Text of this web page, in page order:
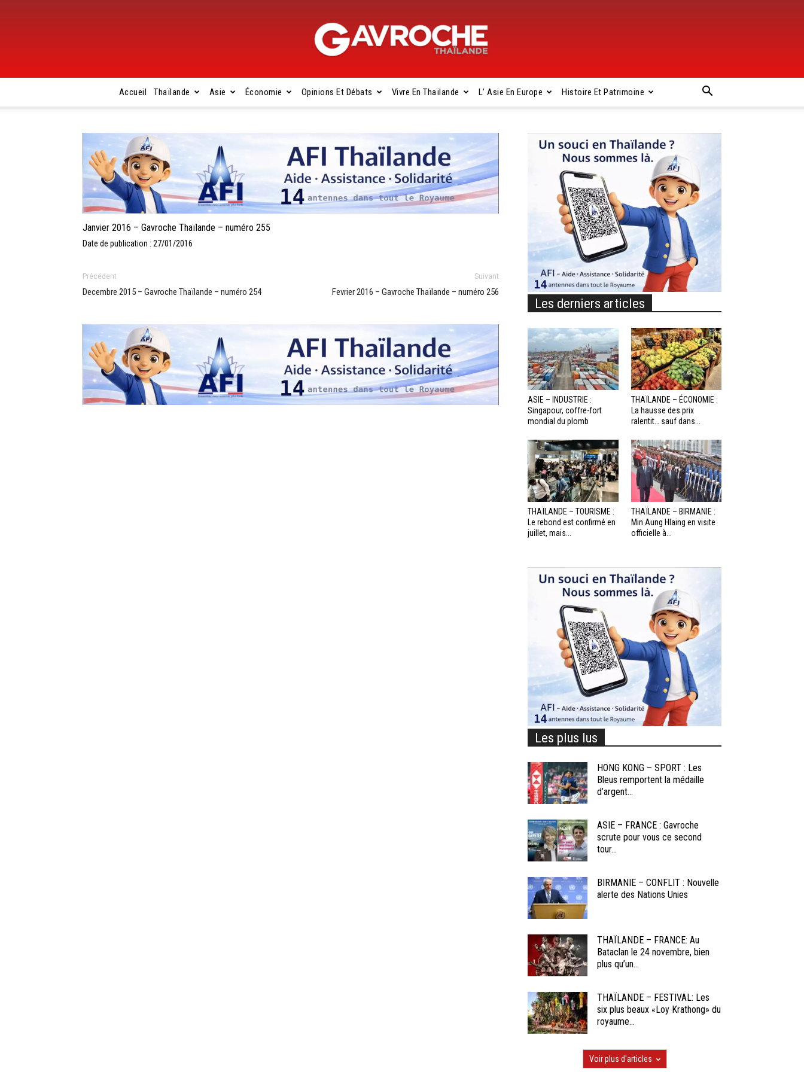
Gavroche
Thaïlande
Accueil Thaïlande Asie Économie Opinions Et Débats Vivre En Thaïlande L’ Asie En Europe Histoire Et Patrimoine
Janvier 2016 – Gavroche Thaïlande – numéro 255
Date de publication : 27/01/2016
Précédent
Decembre 2015 – Gavroche Thaïlande – numéro 254
Suivant
Fevrier 2016 – Gavroche Thaïlande – numéro 256
Les derniers articles
ASIE – INDUSTRIE :
Singapour, coffre-fort
mondial du plomb
THAÏLANDE – ÉCONOMIE :
La hausse des prix
ralentit… sauf dans...
THAÏLANDE – TOURISME :
Le rebond est confirmé en
juillet, mais...
THAÏLANDE – BIRMANIE :
Min Aung Hlaing en visite
officielle à...
Les plus lus
HONG KONG – SPORT : Les
Bleus remportent la médaille
d’argent...
ASIE – FRANCE : Gavroche
scrute pour vous ce second
tour...
BIRMANIE – CONFLIT : Nouvelle
alerte des Nations Unies
THAÏLANDE – FRANCE: Au
Bataclan le 24 novembre, bien
plus qu’un...
THAÏLANDE – FESTIVAL: Les
six plus beaux «Loy Krathong» du
royaume...
Voir plus d'articles